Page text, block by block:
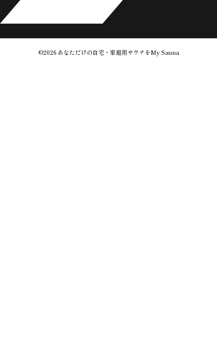
©2026 あなただけの自宅・家庭用サウナをMy Sauna